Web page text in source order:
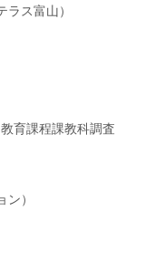
ス富山）
程課教科調査
）